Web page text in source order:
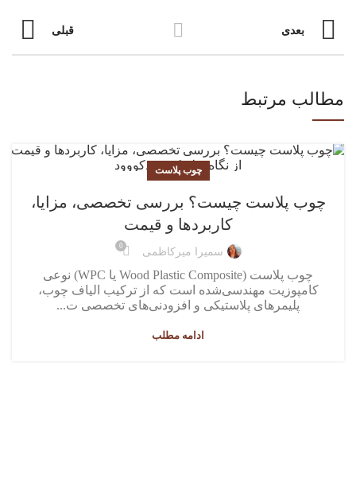
بعدی قبلی
مطالب مرتبط
چوب پلاست
چوب پلاست چیست؟ بررسی تخصصی، مزایا،
کاربردها و قیمت
سمیرا میرکاظمی 0
چوب پلاست (Wood Plastic Composite یا WPC) نوعی
کامپوزیت مهندسی‌شده است که از ترکیب الیاف چوب،
پلیمرهای پلاستیکی و افزودنی‌های تخصصی ت...
ادامه مطلب